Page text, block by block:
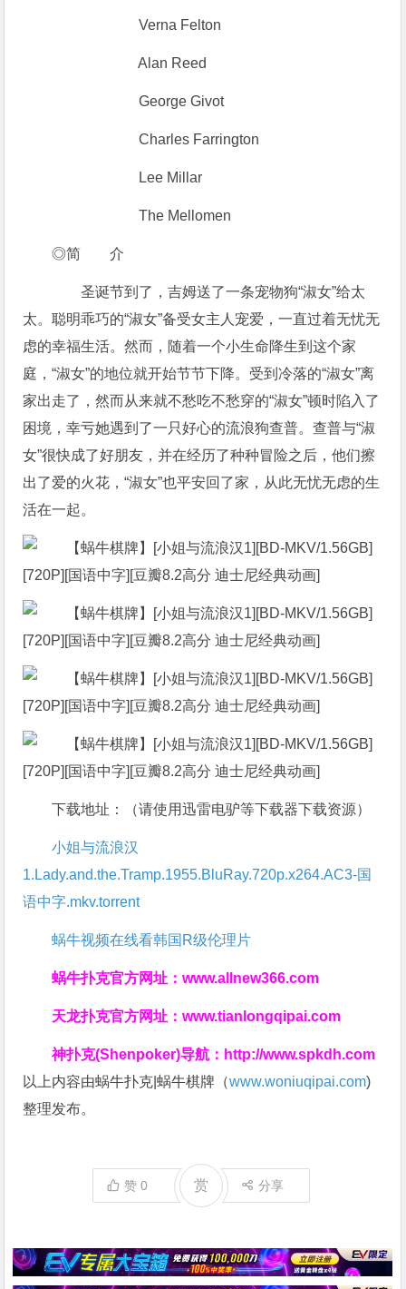
Verna Felton
Alan Reed
George Givot
Charles Farrington
Lee Millar
The Mellomen
◎简 介
圣诞节到了，吉姆送了一条宠物狗“淑女”给太
太。聪明乖巧的“淑女”备受女主人宠爱，一直过着无忧无
虑的幸福生活。然而，随着一个小生命降生到这个家
庭，“淑女”的地位就开始节节下降。受到冷落的“淑女”离
家出走了，然而从来就不愁吃不愁穿的“淑女”顿时陷入了
困境，幸亏她遇到了一只好心的流浪狗查普。查普与“淑
女”很快成了好朋友，并在经历了种种冒险之后，他们擦
出了爱的火花，“淑女”也平安回了家，从此无忧无虑的生
活在一起。
下载地址：（请使用迅雷电驴等下载器下载资源）
小姐与流浪汉
1.Lady.and.the.Tramp.1955.BluRay.720p.x264.AC3-国
语中字.mkv.torrent
蜗牛视频在线看韩国R级伦理片
蜗牛扑克官方网址：www.allnew366.com
天龙扑克官方网址：www.tianlongqipai.com
神扑克(Shenpoker)导航： http://www.spkdh.com
以上内容由蜗牛扑克|蜗牛棋牌（www.woniuqipai.com)
整理发布。
赞0 赏 分享